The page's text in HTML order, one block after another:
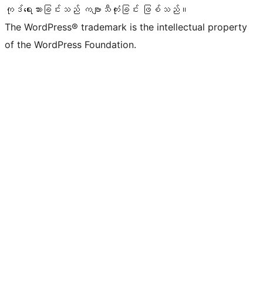
ကုဒ်ရေးသားခြင်းသည် ကဗျာသီကုံးခြင်း ဖြစ်သည်။
The WordPress® trademark is the intellectual property
of the WordPress Foundation.